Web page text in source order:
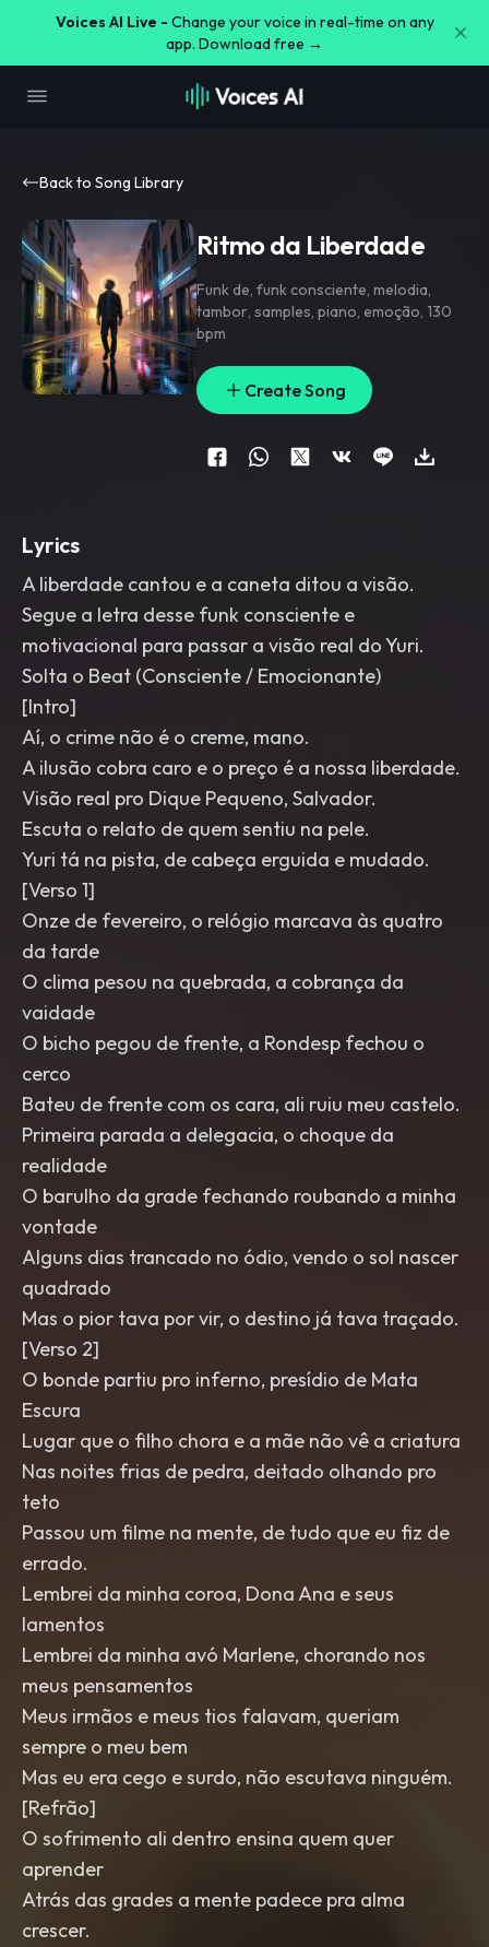
Voices AI Live - Change your voice in real-time on any
app. Download free →
Back to Song Library
Ritmo da Liberdade
Funk de, funk consciente, melodia,
tambor, samples, piano, emoção, 130
bpm
Create Song
Lyrics
A liberdade cantou e a caneta ditou a visão.
Segue a letra desse funk consciente e
motivacional para passar a visão real do Yuri.
Solta o Beat (Consciente / Emocionante)
[Intro]
Aí, o crime não é o creme, mano.
A ilusão cobra caro e o preço é a nossa liberdade.
Visão real pro Dique Pequeno, Salvador.
Escuta o relato de quem sentiu na pele.
Yuri tá na pista, de cabeça erguida e mudado.
[Verso 1]
Onze de fevereiro, o relógio marcava às quatro
da tarde
O clima pesou na quebrada, a cobrança da
vaidade
O bicho pegou de frente, a Rondesp fechou o
cerco
Bateu de frente com os cara, ali ruiu meu castelo.
Primeira parada a delegacia, o choque da
realidade
O barulho da grade fechando roubando a minha
vontade
Alguns dias trancado no ódio, vendo o sol nascer
quadrado
Mas o pior tava por vir, o destino já tava traçado.
[Verso 2]
O bonde partiu pro inferno, presídio de Mata
Escura
Lugar que o filho chora e a mãe não vê a criatura
Nas noites frias de pedra, deitado olhando pro
teto
Passou um filme na mente, de tudo que eu fiz de
errado.
Lembrei da minha coroa, Dona Ana e seus
lamentos
Lembrei da minha avó Marlene, chorando nos
meus pensamentos
Meus irmãos e meus tios falavam, queriam
sempre o meu bem
Mas eu era cego e surdo, não escutava ninguém.
[Refrão]
O sofrimento ali dentro ensina quem quer
aprender
Atrás das grades a mente padece pra alma
crescer.